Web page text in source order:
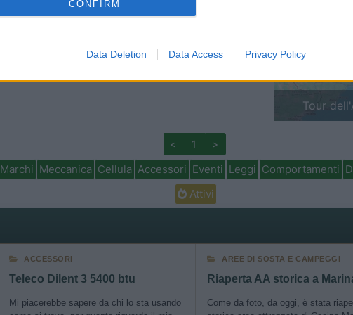
I want to allow Google to enable storage related to personalization.
authentication functionality and fraud prevention, and other user protection.
CONFIRM
Data Deletion Data Access Privacy Policy
Tour
< 1 >
Marchi Meccanica Cellula Accessori Eventi Leggi Comportamenti
Attivi
ACCESSORI
Teleco Dilent 3 5400 btu
Mi piacerebbe sapere da chi lo sta usando
AREE DI SOSTA E CAMPEGGI
Come da foto, da oggi, è stata